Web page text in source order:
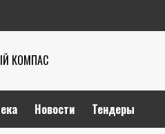
КОМПАС
Новости Тендеры